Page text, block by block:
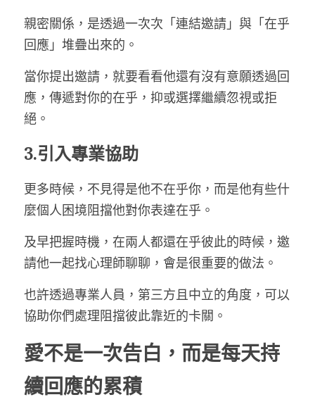
親密關係，是透過一次次「連結邀請」與「在乎
回應」堆疊出來的。
當你提出邀請，就要看看他還有沒有意願透過回
應，傳遞對你的在乎，抑或選擇繼續忽視或拒
絕。
3.引入專業協助
更多時候，不見得是他不在乎你，而是他有些什
麼個人困境阻擋他對你表達在乎。
及早把握時機，在兩人都還在乎彼此的時候，邀
請他一起找心理師聊聊，會是很重要的做法。
也許透過專業人員，第三方且中立的角度，可以
協助你們處理阻擋彼此靠近的卡關。
愛不是一次告白，而是每天持
續回應的累積